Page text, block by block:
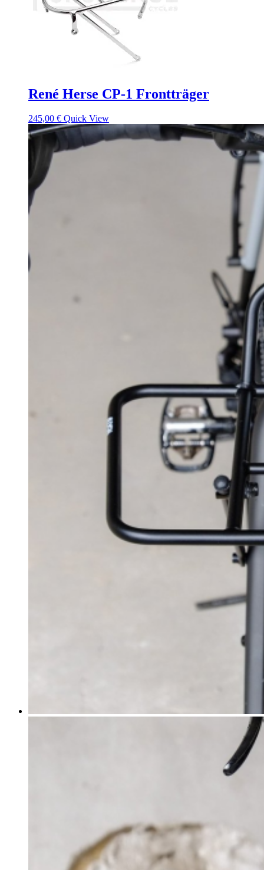
René Herse CP-1 Frontträger
245,00 € Quick View